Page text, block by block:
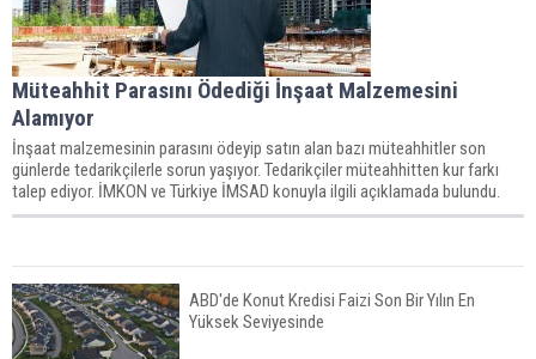
Müteahhit Parasını Ödediği İnşaat Malzemesini
Alamıyor
İnşaat malzemesinin parasını ödeyip satın alan bazı müteahhitler son
günlerde tedarikçilerle sorun yaşıyor. Tedarikçiler müteahhitten kur farkı
talep ediyor. İMKON ve Türkiye İMSAD konuyla ilgili açıklamada bulundu.
ABD'de Konut Kredisi Faizi Son Bir Yılın En
Yüksek Seviyesinde